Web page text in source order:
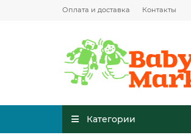
Оплата и доставка Контакты
Категории